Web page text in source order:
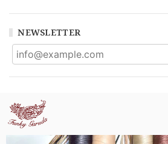
NEWSLETTER